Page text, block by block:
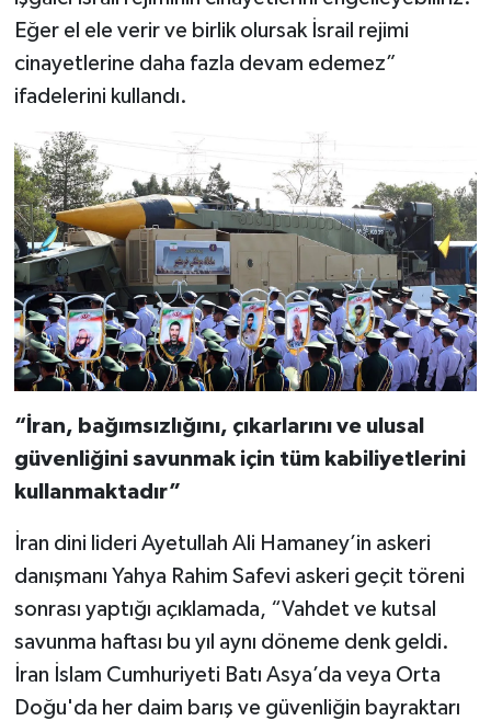
Eğer el ele verir ve birlik olursak İsrail rejimi
cinayetlerine daha fazla devam edemez”
ifadelerini kullandı.
“İran, bağımsızlığını, çıkarlarını ve ulusal
güvenliğini savunmak için tüm kabiliyetlerini
kullanmaktadır”
İran dini lideri Ayetullah Ali Hamaney’in askeri
danışmanı Yahya Rahim Safevi askeri geçit töreni
sonrası yaptığı açıklamada, “Vahdet ve kutsal
savunma haftası bu yıl aynı döneme denk geldi.
İran İslam Cumhuriyeti Batı Asya’da veya Orta
Doğu'da her daim barış ve güvenliğin bayraktarı